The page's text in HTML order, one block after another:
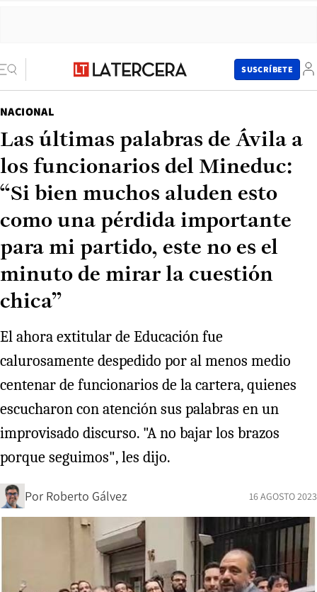
SUSCRÍBETE
NACIONAL
Las últimas palabras de Ávila a
los funcionarios del Mineduc:
“Si bien muchos aluden esto
como una pérdida importante
para mi partido, este no es el
minuto de mirar la cuestión
chica”
El ahora extitular de Educación fue
calurosamente despedido por al menos medio
centenar de funcionarios de la cartera, quienes
escucharon con atención sus palabras en un
improvisado discurso. "A no bajar los brazos
porque seguimos", les dijo.
Por Roberto Gálvez 16 AGOSTO 2023